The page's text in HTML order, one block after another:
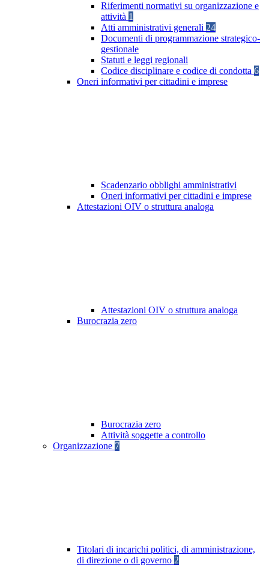
Riferimenti normativi su organizzazione e
attività 1
Atti amministrativi generali 24
Documenti di programmazione strategico-
gestionale
Statuti e leggi regionali
Codice disciplinare e codice di condotta 6
Oneri informativi per cittadini e imprese
Scadenzario obblighi amministrativi
Oneri informativi per cittadini e imprese
Attestazioni OIV o struttura analoga
Attestazioni OIV o struttura analoga
Burocrazia zero
Burocrazia zero
Attività soggette a controllo
Organizzazione 7
Titolari di incarichi politici, di amministrazione,
di direzione o di governo 2